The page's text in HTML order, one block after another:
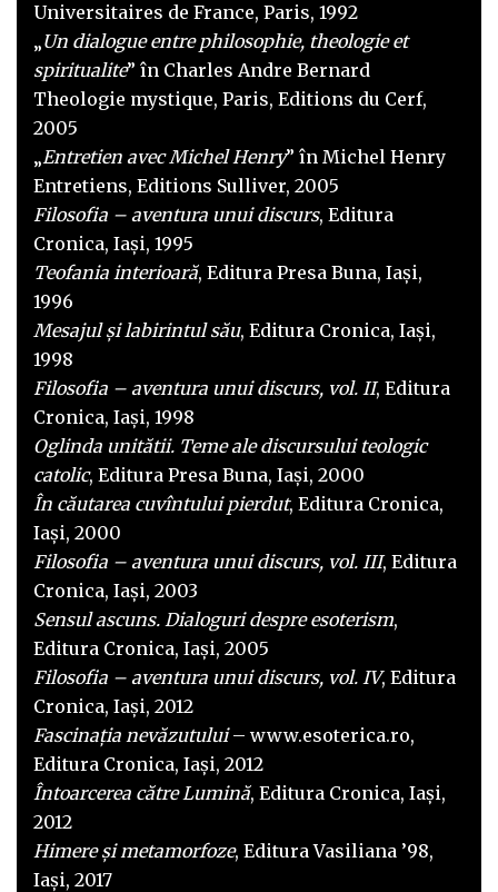
Universitaires de France, Paris, 1992
„Un dialogue entre philosophie, theologie et
spiritualite” în Charles Andre Bernard
Theologie mystique, Paris, Editions du Cerf,
2005
„Entretien avec Michel Henry” în Michel Henry
Entretiens, Editions Sulliver, 2005
Filosofia – aventura unui discurs, Editura
Cronica, Iaşi, 1995
Teofania interioară, Editura Presa Buna, Iaşi,
1996
Mesajul şi labirintul său, Editura Cronica, Iaşi,
1998
Filosofia – aventura unui discurs, vol. II, Editura
Cronica, Iaşi, 1998
Oglinda unitătii. Teme ale discursului teologic
catolic, Editura Presa Buna, Iaşi, 2000
În căutarea cuvîntului pierdut, Editura Cronica,
Iaşi, 2000
Filosofia – aventura unui discurs, vol. III, Editura
Cronica, Iaşi, 2003
Sensul ascuns. Dialoguri despre esoterism,
Editura Cronica, Iaşi, 2005
Filosofia – aventura unui discurs, vol. IV, Editura
Cronica, Iaşi, 2012
Fascinația nevăzutului– www.esoterica.ro,
Editura Cronica, Iaşi, 2012
Întoarcerea către Lumină, Editura Cronica, Iași,
2012
Himere și metamorfoze, Editura Vasiliana ’98,
Iași, 2017